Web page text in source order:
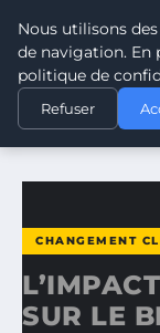
CLIMATE
ACCUEIL
L’IMPACT DU
CHANGEMENT
SUR LE
Nous utilisons
de navigation. En
politique de
Refuser